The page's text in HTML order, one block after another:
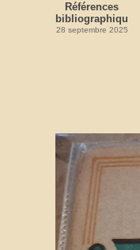
Références
bibliographiques
28 septembre 2025